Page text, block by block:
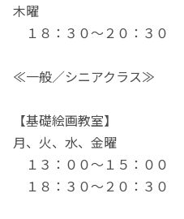
木曜
１８：３０～２０：３０
≪一般／シニアクラス≫
【基礎絵画教室】
月、火、水、金曜
１３：００～１５：００
１８：３０～２０：３０